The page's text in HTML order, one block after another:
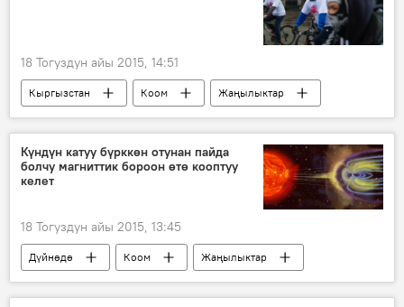
18 Тогуздун айы 2015, 14:51
Кыргызстан Коом
Жаңылыктар
Бишкек
веложүрүш мэрия
Күндүн катуу бүрккөн отунан пайда
болчу магниттик бороон өтө кооптуу
келет
18 Тогуздун айы 2015, 13:45
Дүйнөдө Коом
Жаңылыктар
күн
жер магниттик бороон